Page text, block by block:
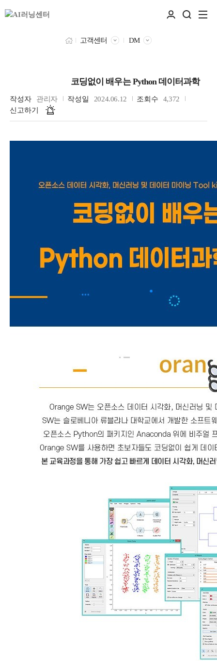
고객센터 DM
코딩없이 배우는 Python 데이터과학
작성자 관리자 작성일 2024.06.12 조회수
4,372
신고하기